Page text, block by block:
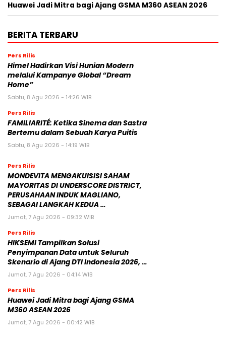
Huawei Jadi Mitra bagi Ajang GSMA M360 ASEAN 2026
BERITA TERBARU
Pers Rilis
Himel Hadirkan Visi Hunian Modern
melalui Kampanye Global “Dream
Home”
Sabtu, 8 Agu 2026 - 14:26 WIB
Pers Rilis
FAMILIARITÉ: Ketika Sinema dan Sastra
Bertemu dalam Sebuah Karya Puitis
Sabtu, 8 Agu 2026 - 14:19 WIB
Pers Rilis
MONDEVITA MENGAKUISISI SAHAM
MAYORITAS DI UNDERSCORE DISTRICT,
PERUSAHAAN INDUK MAGLIANO,
SEBAGAI LANGKAH KEDUA …
Jumat, 7 Agu 2026 - 09:32 WIB
Pers Rilis
HIKSEMI Tampilkan Solusi
Penyimpanan Data untuk Seluruh
Skenario di Ajang DTI Indonesia 2026, …
Jumat, 7 Agu 2026 - 04:14 WIB
Pers Rilis
Huawei Jadi Mitra bagi Ajang GSMA
M360 ASEAN 2026
Jumat, 7 Agu 2026 - 00:42 WIB